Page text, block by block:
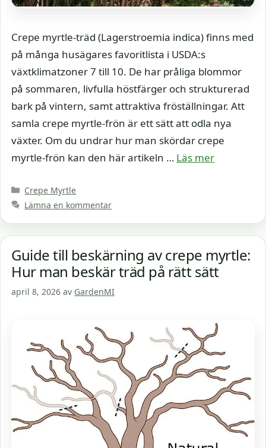
Crepe myrtle-träd (Lagerstroemia indica) finns med
på många husägares favoritlista i USDA:s
växtklimatzoner 7 till 10. De har pråliga blommor
på sommaren, livfulla höstfärger och strukturerad
bark på vintern, samt attraktiva fröställningar. Att
samla crepe myrtle-frön är ett sätt att odla nya
växter. Om du undrar hur man skördar crepe
myrtle-frön kan den här artikeln … Läs mer
Kategorier
Crepe Myrtle
Lämna en kommentar
Guide till beskärning av crepe myrtle:
Hur man beskär träd på rätt sätt
april 8, 2026 av GardenMI